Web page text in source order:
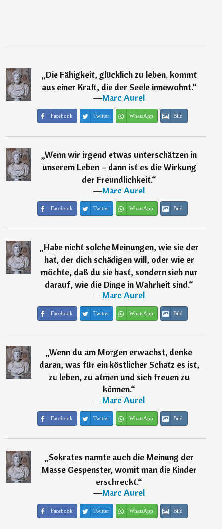
„Die Fähigkeit, glücklich zu leben, kommt
aus einer Kraft, die der Seele innewohnt.“
―Marc Aurel
Facebook Twitter WhatsApp Bild
„Wenn wir irgend etwas unterschätzen in
unserem Leben – dann ist es die Wirkung
der Freundlichkeit.“
―Marc Aurel
Facebook Twitter WhatsApp Bild
„Habe nicht solche Meinungen, wie sie der
hat, der dich schädigen will, oder wie er
möchte, daß du sie hast, sondern sieh nur
darauf, wie die Dinge in Wahrheit sind.“
―Marc Aurel
Facebook Twitter WhatsApp Bild
„Wenn du am Morgen erwachst, denke
daran, was für ein köstlicher Schatz es ist,
zu leben, zu atmen und sich freuen zu
können.“
―Marc Aurel
Facebook Twitter WhatsApp Bild
„Sokrates nannte auch die Meinung der
Masse Gespenster, womit man die Kinder
erschreckt.“
―Marc Aurel
Facebook Twitter WhatsApp Bild